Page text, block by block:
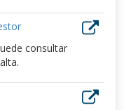
consultar